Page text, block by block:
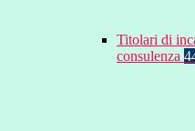
Titolari di
consulenza